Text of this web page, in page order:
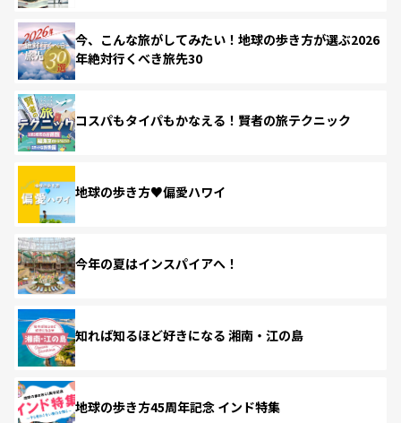
今、こんな旅がしてみたい！地球の歩き方が選ぶ2026
年絶対行くべき旅先30
コスパもタイパもかなえる！賢者の旅テクニック
地球の歩き方♥偏愛ハワイ
今年の夏はインスパイアへ！
知れば知るほど好きになる 湘南・江の島
地球の歩き方45周年記念 インド特集